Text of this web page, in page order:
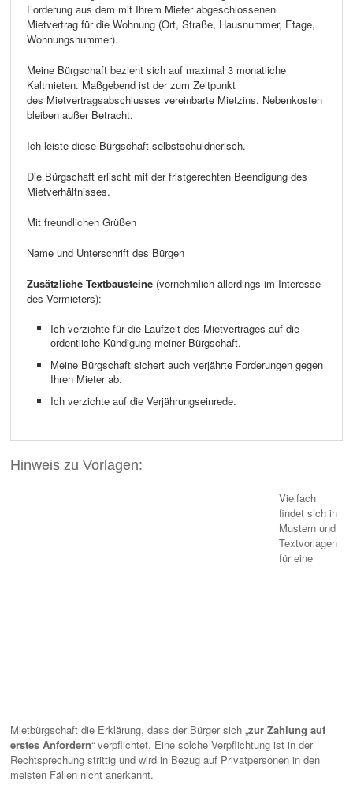
Forderung aus dem mit Ihrem Mieter abgeschlossenen
Mietvertrag für die Wohnung (Ort, Straße, Hausnummer, Etage,
Wohnungsnummer).
Meine Bürgschaft bezieht sich auf maximal 3 monatliche
Kaltmieten. Maßgebend ist der zum Zeitpunkt
des Mietvertragsabschlusses vereinbarte Mietzins. Nebenkosten
bleiben außer Betracht.
Ich leiste diese Bürgschaft selbstschuldnerisch.
Die Bürgschaft erlischt mit der fristgerechten Beendigung des
Mietverhältnisses.
Mit freundlichen Grüßen
Name und Unterschrift des Bürgen
Zusätzliche Textbausteine (vornehmlich allerdings im Interesse
des Vermieters):
Ich verzichte für die Laufzeit des Mietvertrages auf die
ordentliche Kündigung meiner Bürgschaft.
Meine Bürgschaft sichert auch verjährte Forderungen gegen
Ihren Mieter ab.
Ich verzichte auf die Verjährungseinrede.
Hinweis zu Vorlagen:
Vielfach
findet sich in
Mustern und
Textvorlagen
für eine
Mietbürgschaft die Erklärung, dass der Bürger sich „zur Zahlung auf
erstes Anfordern“ verpflichtet. Eine solche Verpflichtung ist in der
Rechtsprechung strittig und wird in Bezug auf Privatpersonen in den
meisten Fällen nicht anerkannt.